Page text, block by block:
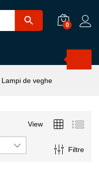
0
Lampi de veghe
View
Filtre